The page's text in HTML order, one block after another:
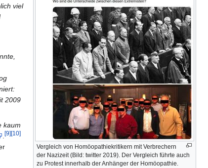
Vergleich von Homöopathiekritikern mit Verbrechern
der Nazizeit (Bild: twitter 2019). Der Vergleich führte auch
zu Protest innerhalb der Anhänger der Homöopathie.
viel
2009
kaum
.[9][10]